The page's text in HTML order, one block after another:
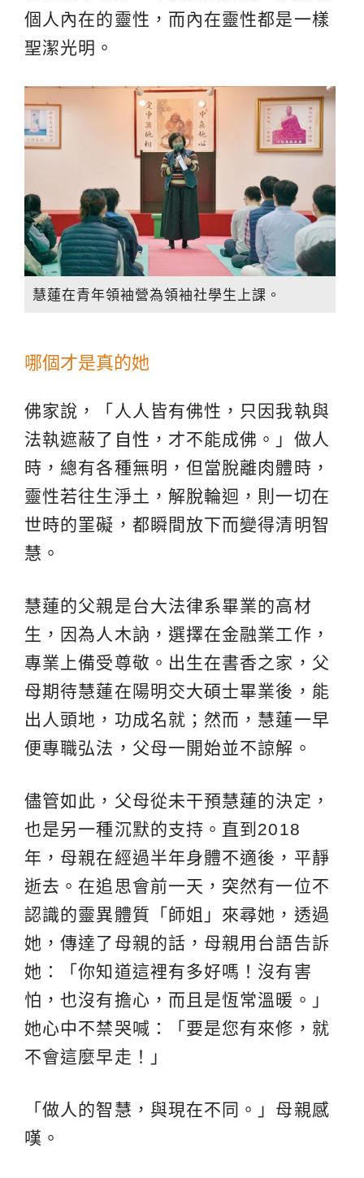
個人內在的靈性，而內在靈性都是一樣
聖潔光明。
慧蓮在青年領袖營為領袖社學生上課。
哪個才是真的她
佛家說，「人人皆有佛性，只因我執與
法執遮蔽了 自性 ，才不能成佛。」做人
時，總有各種無明，但當脫離肉體時，
靈性若往生淨土，解脫輪迴，則一切在
世時的罣礙，都瞬間放下而變得清明智
慧。
慧蓮的父親是台大法律系畢業的高材
生，因為人木訥，選擇在金融業工作，
專業上備受尊敬。出生在書香之家，父
母期待慧蓮在陽明交大碩士畢業後，能
出人頭地，功成名就；然而，慧蓮一早
便專職弘法，父母一開始並不諒解。
儘管如此，父母從未干預慧蓮的決定，
也是另一種沉默的支持。直到2018
年，母親在經過半年身體不適後，平靜
逝去。在追思會前一天，突然有一位不
認識的靈異體質「師姐」來尋她，透過
她，傳達了母親的話，母親用台語告訴
她：「你知道這裡有多好嗎！沒有害
怕，也沒有擔心，而且是恆常溫暖。」
她心中不禁哭喊：「要是您有來修，就
不會這麼早走！」
「做人的智慧，與現在不同。」母親感
嘆。